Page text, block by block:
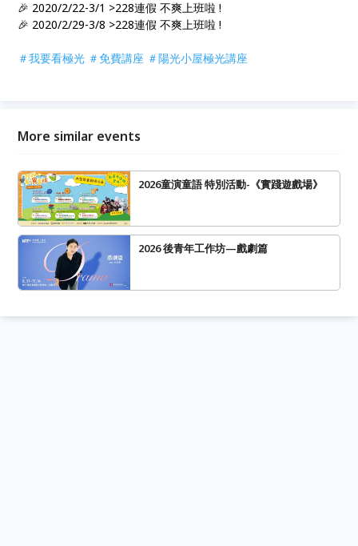
🎉 2020/2/22-3/1 >228連假 不爽上班啦 !
🎉 2020/2/29-3/8 >228連假 不爽上班啦 !
＃我要看極光 ＃免費講座 ＃陽光小屋極光講座
More similar events
2026童演童語 特別活動-《實踐遊戲場》
2026 後青年工作坊—戲劇篇